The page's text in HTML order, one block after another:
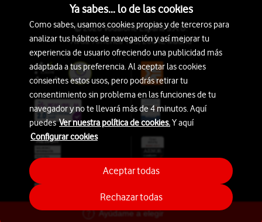
Ayúdame a elegir
© 2026 Vodafone España S.A.U.
Avda. América 115, 28042 Madrid
Ya sabes... lo de las cookies
Como sabes, usamos cookies propias y de terceros para
analizar tus hábitos de navegación y así mejorar tu
experiencia de usuario ofreciendo una publicidad más
adaptada a tus preferencia. Al aceptar las cookies
consientes estos usos, pero podrás retirar tu
consentimiento sin problema en las funciones de tu
navegador y no te llevará más de 4 minutos. Aquí
puedesVer nuestra política de cookies.Y aquí
Configurar cookies
Rechazar todas
Aceptar todas